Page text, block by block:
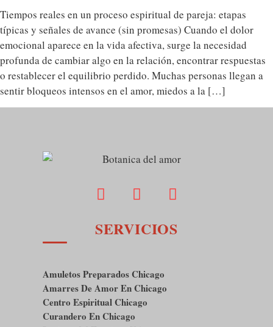
Tiempos reales en un proceso espiritual de pareja: etapas
típicas y señales de avance (sin promesas) Cuando el dolor
emocional aparece en la vida afectiva, surge la necesidad
profunda de cambiar algo en la relación, encontrar respuestas
o restablecer el equilibrio perdido. Muchas personas llegan a
sentir bloqueos intensos en el amor, miedos a la […]
SERVICIOS
Amuletos Preparados Chicago
Amarres De Amor En Chicago
Centro Espiritual Chicago
Curandero En Chicago